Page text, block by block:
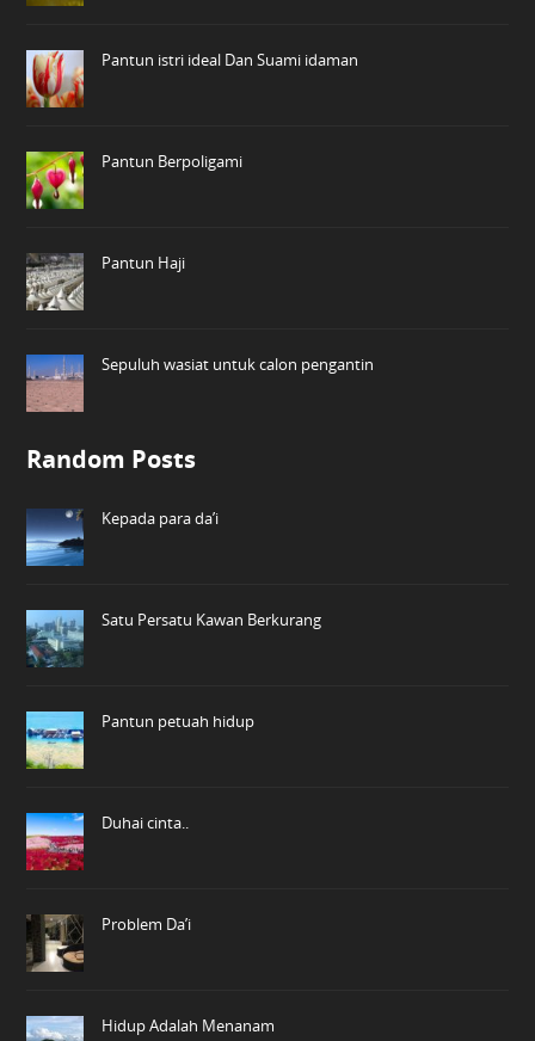
Pantun istri ideal Dan Suami idaman
Pantun Berpoligami
Pantun Haji
Sepuluh wasiat untuk calon pengantin
Random Posts
Kepada para da’i
Satu Persatu Kawan Berkurang
Pantun petuah hidup
Duhai cinta..
Problem Da’i
Hidup Adalah Menanam